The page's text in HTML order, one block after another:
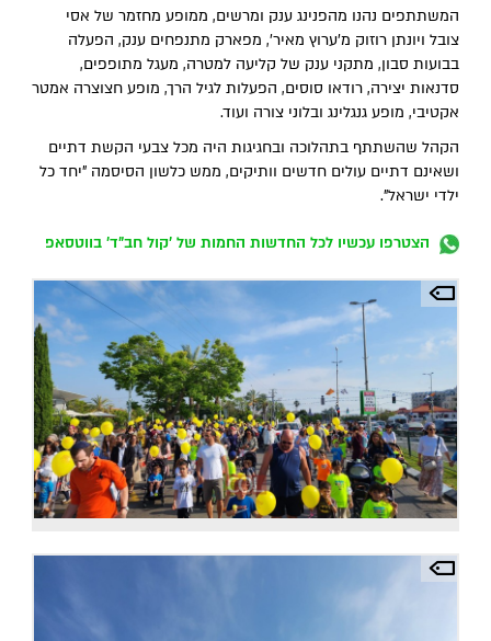
המשתתפים נהנו מהפנינג ענק ומרשים, ממופע מחזמר של אסי
צובל ויונתן רוזוק מ'ערוץ מאיר', מפארק מתנפחים ענק, הפעלה
בבועות סבון, מתקני ענק של קליעה למטרה, מעגל מתופפים,
סדנאות יצירה, רודאו סוסים, הפעלות לגיל הרך, מופע חצוצרה אמטר
אקטיבי, מופע גנגלינג ובלוני צורה ועוד.
הקהל שהשתתף בתהלוכה ובחגיגות היה מכל צבעי הקשת דתיים
ושאינם דתיים עולים חדשים וותיקים, ממש כלשון הסיסמה "יחד כל
ילדי ישראל".
הצטרפו עכשיו לכל החדשות החמות של 'קול חב"ד' בווטסאפ